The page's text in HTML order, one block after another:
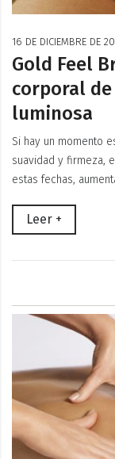
16 DE DICIEMBRE DE
Gold Feel
corporal
luminosa
Si hay un momento
suavidad y firmeza,
estas fechas,
Leer +